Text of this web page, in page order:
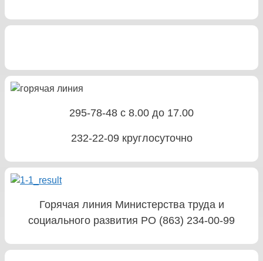
295-78-48 с 8.00 до 17.00
232-22-09 круглосуточно
Горячая линия Министерства труда и
социального развития РО (863) 234-00-99